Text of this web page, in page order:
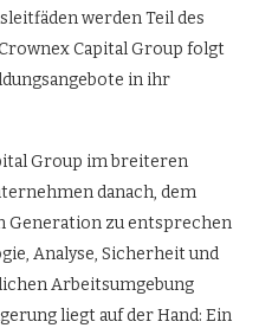
werden Teil des
Capital Group folgt
in ihr
Group im breiteren
danach, dem
Generation zu entsprechen
Analyse, Sicherheit und
Arbeitsumgebung
liegt auf der Hand: Ein